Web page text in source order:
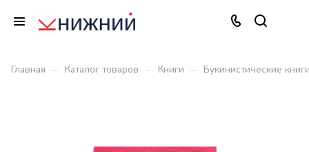
Главная – Каталог товаров – Книги – Букинистические